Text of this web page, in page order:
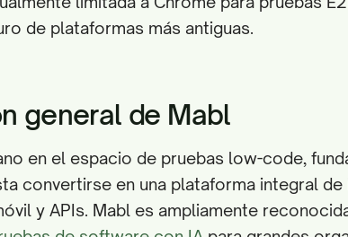
de plataformas más antiguas.
general de Mabl
en el espacio de pruebas low-code,
convertirse en una plataforma integral de
y APIs. Mabl es ampliamente